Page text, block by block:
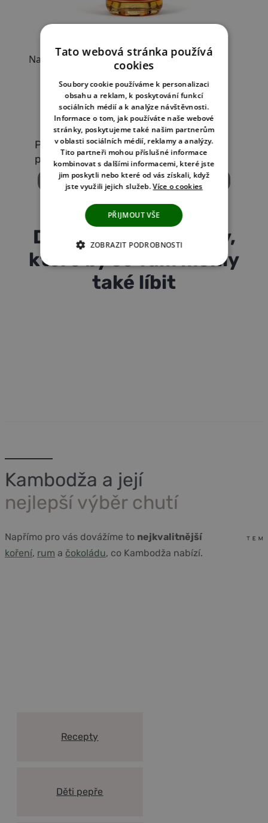
Pokud se vám recept líbil, sdílejte ho s
přáteli
Další peprné recepty,
které by se vám mohly
také líbit
Kambodža a její
nejlepší výběr chutí
Napřímo pro vás dovážíme to nejkvalitnější
koření, rum a čokoládu, co Kambodža nabízí.
Recepty
Děti pepře
Tato webová stránka používá
cookies
Soubory cookie používáme k personalizaci
obsahu a reklam, k poskytování funkcí
sociálních médií a k analýze návštěvnosti.
Informace o tom, jak používáte naše webové
stránky, poskytujeme také našim partnerům
v oblasti sociálních médií, reklamy a analýzy.
Tito partneři mohou příslušné informace
kombinovat s dalšími informacemi, které jste
jim poskytli nebo které od vás získali, když
jste využili jejich služeb.Více o cookies
PŘIJMOUT VŠE
ZOBRAZIT PODROBNOSTI
NEZBYTNĚ NUTNÉ COOKIES
ANALYTICKÉ COOKIES